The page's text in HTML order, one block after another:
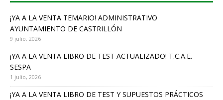
¡YA A LA VENTA TEMARIO! ADMINISTRATIVO
AYUNTAMIENTO DE CASTRILLÓN
9 julio, 2026
¡YA A LA VENTA LIBRO DE TEST ACTUALIZADO! T.C.A.E.
SESPA
1 julio, 2026
¡YA A LA VENTA LIBRO DE TEST Y SUPUESTOS PRÁCTICOS